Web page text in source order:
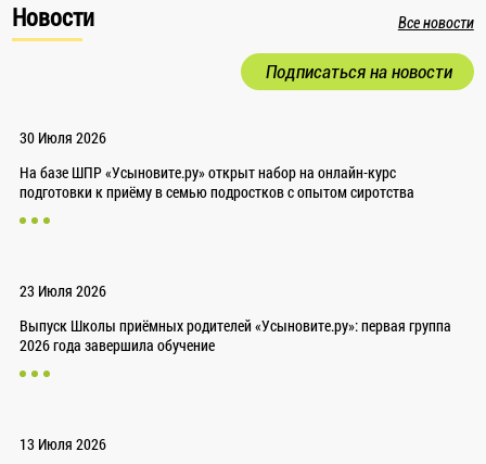
Новости Все новости
Подписаться на новости
30 Июля 2026
На базе ШПР «Усыновите.ру» открыт набор на онлайн-курс
подготовки к приёму в семью подростков с опытом сиротства
23 Июля 2026
Выпуск Школы приёмных родителей «Усыновите.ру»: первая группа
2026 года завершила обучение
13 Июля 2026